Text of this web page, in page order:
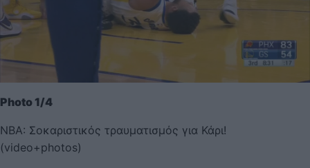
Photo 1/4
NBA: Σοκαριστικός τραυματισμός για Κάρι!
(video+photos)